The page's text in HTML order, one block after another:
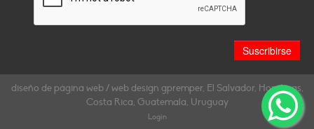
diseño de página web / web design gpremper, El Salvador, Honduras,
Costa Rica, Guatemala, Uruguay
Login